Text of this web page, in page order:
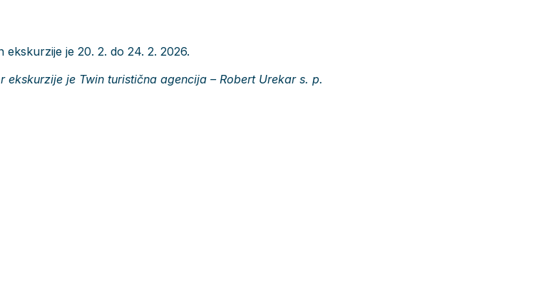
ekskurzije je 20. 2. do 24. 2. 2026.
je Twin turistična agencija – Robert Urekar s. p.